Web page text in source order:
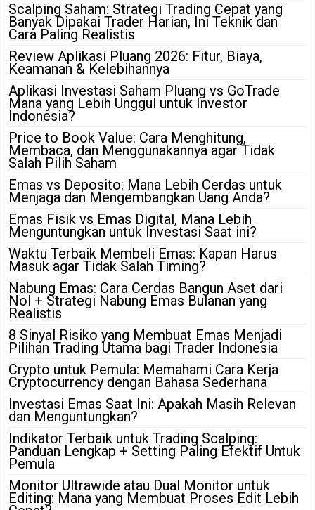
Scalping Saham: Strategi Trading Cepat yang
Banyak Dipakai Trader Harian, Ini Teknik dan
Cara Paling Realistis
Review Aplikasi Pluang 2026: Fitur, Biaya,
Keamanan & Kelebihannya
Aplikasi Investasi Saham Pluang vs GoTrade
Mana yang Lebih Unggul untuk Investor
Indonesia?
Price to Book Value: Cara Menghitung,
Membaca, dan Menggunakannya agar Tidak
Salah Pilih Saham
Emas vs Deposito: Mana Lebih Cerdas untuk
Menjaga dan Mengembangkan Uang Anda?
Emas Fisik vs Emas Digital, Mana Lebih
Menguntungkan untuk Investasi Saat ini?
Waktu Terbaik Membeli Emas: Kapan Harus
Masuk agar Tidak Salah Timing?
Nabung Emas: Cara Cerdas Bangun Aset dari
Nol + Strategi Nabung Emas Bulanan yang
Realistis
8 Sinyal Risiko yang Membuat Emas Menjadi
Pilihan Trading Utama bagi Trader Indonesia
Crypto untuk Pemula: Memahami Cara Kerja
Cryptocurrency dengan Bahasa Sederhana
Investasi Emas Saat Ini: Apakah Masih Relevan
dan Menguntungkan?
Indikator Terbaik untuk Trading Scalping:
Panduan Lengkap + Setting Paling Efektif Untuk
Pemula
Monitor Ultrawide atau Dual Monitor untuk
Editing: Mana yang Membuat Proses Edit Lebih